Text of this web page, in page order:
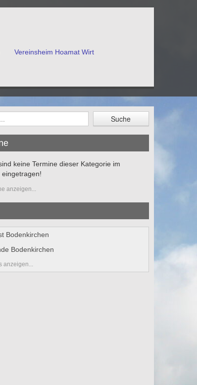
Vereinsheim Hoamat Wirt
keine Termine dieser Kategorie im
eingetragen!
anzeigen...
Bodenkirchen
Bodenkirchen
anzeigen...